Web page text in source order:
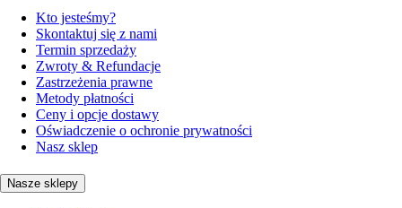
Kto jesteśmy?
Skontaktuj się z nami
Termin sprzedaży
Zwroty & Refundacje
Zastrzeżenia prawne
Metody płatności
Ceny i opcje dostawy
Oświadczenie o ochronie prywatności
Nasz sklep
Nasze sklepy